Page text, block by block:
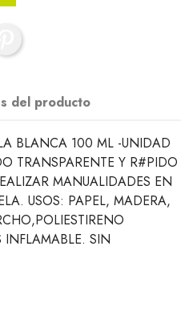
del producto
BLANCA 100 ML -UNIDAD
TRANSPARENTE Y R#PIDO
MANUALIDADES EN
USOS: PAPEL, MADERA,
SIN